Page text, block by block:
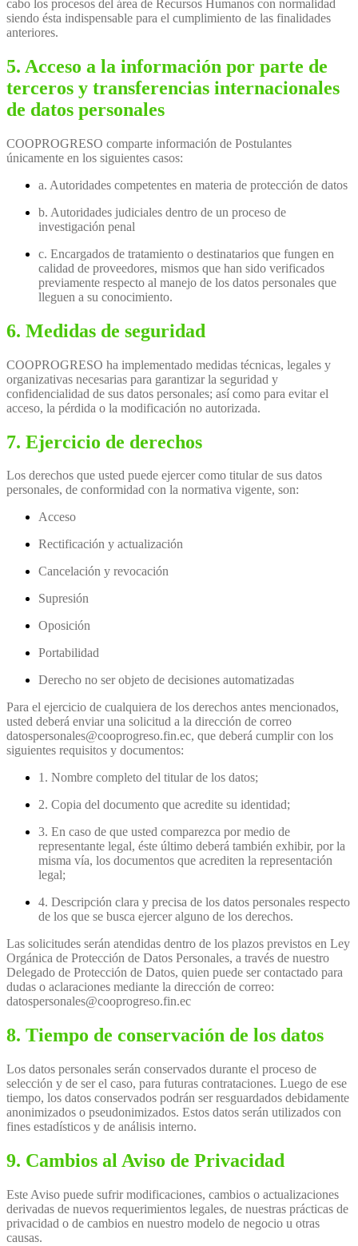
cabo los procesos del área de Recursos Humanos con normalidad
siendo ésta indispensable para el cumplimiento de las finalidades
anteriores.
5. Acceso a la información por parte de
terceros y transferencias internacionales
de datos personales
COOPROGRESO comparte información de Postulantes
únicamente en los siguientes casos:
a. Autoridades competentes en materia de protección de datos
b. Autoridades judiciales dentro de un proceso de
investigación penal
c. Encargados de tratamiento o destinatarios que fungen en
calidad de proveedores, mismos que han sido verificados
previamente respecto al manejo de los datos personales que
lleguen a su conocimiento.
6. Medidas de seguridad
COOPROGRESO ha implementado medidas técnicas, legales y
organizativas necesarias para garantizar la seguridad y
confidencialidad de sus datos personales; así como para evitar el
acceso, la pérdida o la modificación no autorizada.
7. Ejercicio de derechos
Los derechos que usted puede ejercer como titular de sus datos
personales, de conformidad con la normativa vigente, son:
Acceso
Rectificación y actualización
Cancelación y revocación
Supresión
Oposición
Portabilidad
Derecho no ser objeto de decisiones automatizadas
Para el ejercicio de cualquiera de los derechos antes mencionados,
usted deberá enviar una solicitud a la dirección de correo
datospersonales@cooprogreso.fin.ec, que deberá cumplir con los
siguientes requisitos y documentos:
1. Nombre completo del titular de los datos;
2. Copia del documento que acredite su identidad;
3. En caso de que usted comparezca por medio de
representante legal, éste último deberá también exhibir, por la
misma vía, los documentos que acrediten la representación
legal;
4. Descripción clara y precisa de los datos personales respecto
de los que se busca ejercer alguno de los derechos.
Las solicitudes serán atendidas dentro de los plazos previstos en Ley
Orgánica de Protección de Datos Personales, a través de nuestro
Delegado de Protección de Datos, quien puede ser contactado para
dudas o aclaraciones mediante la dirección de correo:
datospersonales@cooprogreso.fin.ec
8. Tiempo de conservación de los datos
Los datos personales serán conservados durante el proceso de
selección y de ser el caso, para futuras contrataciones. Luego de ese
tiempo, los datos conservados podrán ser resguardados debidamente
anonimizados o pseudonimizados. Estos datos serán utilizados con
fines estadísticos y de análisis interno.
9. Cambios al Aviso de Privacidad
Este Aviso puede sufrir modificaciones, cambios o actualizaciones
derivadas de nuevos requerimientos legales, de nuestras prácticas de
privacidad o de cambios en nuestro modelo de negocio u otras
causas.